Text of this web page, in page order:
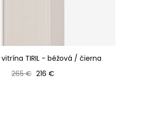
vitrína TIRIL - béžová / čierna
Bežná cena
265 € Cena
216 €